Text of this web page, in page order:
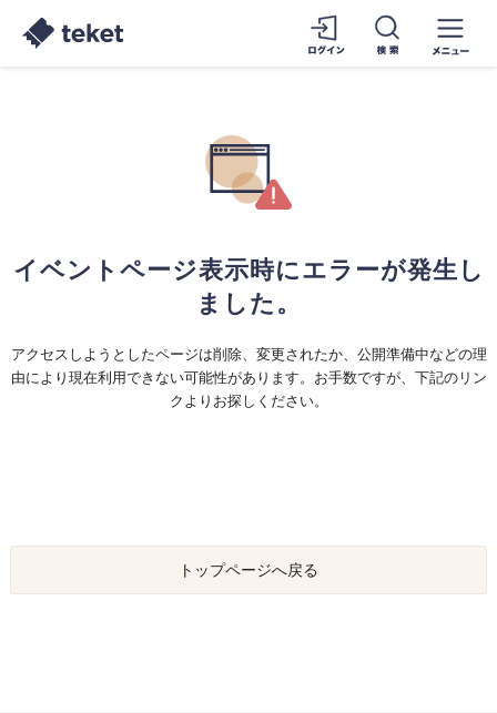
イベントページ表示時にエラーが発生し
ました。
アクセスしようとしたページは削除、変更されたか、公開準備中などの理
由により現在利用できない可能性があります。お手数ですが、下記のリン
クよりお探しください。
トップページへ戻る